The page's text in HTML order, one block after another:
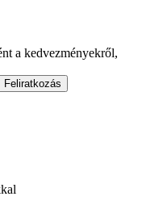
a kedvezményekről,
Feliratkozás